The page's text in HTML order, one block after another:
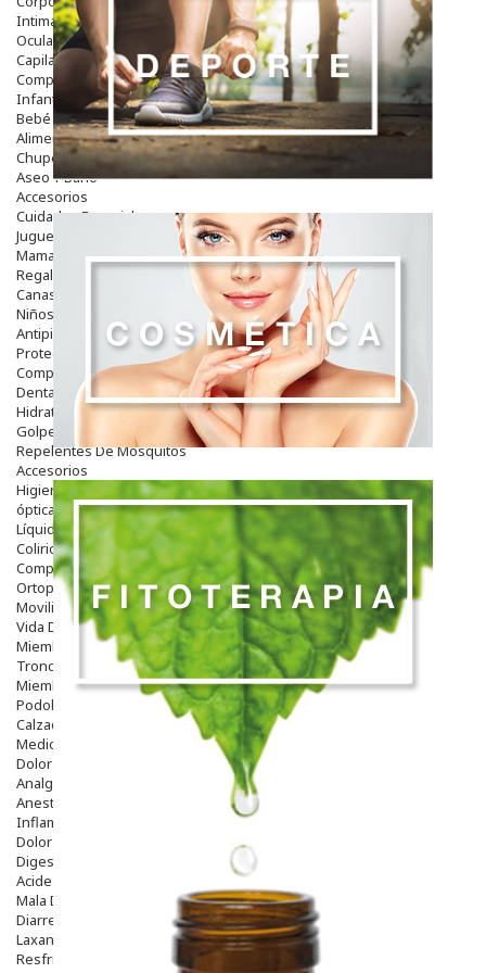
Intima
Ocular
Capilar
Complementos
Infantil
Bebé
Alimentación Y Complementos
Chupetes Y Mordedores
Aseo Y Baño
Accesorios
Cuidados Especiales
Juguetes
Mama
Regalos
Canastilla
Niños
Antipiojos
Protección Solar
Complementos Alimentarios
Dentales
Hidratantes
Golpes Y Hematomas
Repelentes De Mosquitos
Accesorios
Higiene
óptica
Líquidos Lentillas
Colirios
Complementos Alimentarios.
Ortopedia - Accesorios
Movilidad
Vida Diaria
Miembro Superior
Tronco
Miembro Inferior
Podología
Calzado
Medicamentos
Dolor E Inflamación
Analgésicos
Anestésicos
Inflamación Articulaciones
Dolor Muscular / Articular
Digestivo
Acidez, Gases Y Ardores
Mala Digestion
Diarrea / Estreñimiento / Vómitos
Laxantes
Resfriados